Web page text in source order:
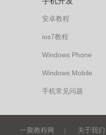
安卓教程
ios7教程
Windows Phone
Windows Mobile
手机常见问题
一聚教程网 | 关于我们